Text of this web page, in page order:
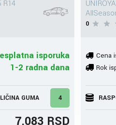
R14
isporuka
1-2 radna dana
GUMA 4
7.083 RSD
0
Cena
Rok